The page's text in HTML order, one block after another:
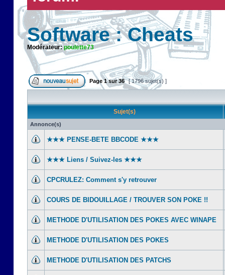
Software : Cheats
Modérateur:poulette73
Page1sur36 [ 1796 sujet(s) ]
Sujet(s)
Annonce(s)
★★★ PENSE-BETE BBCODE ★★★
★★★ Liens / Suivez-les ★★★
CPCRULEZ: Comment s'y retrouver‎
COURS DE BIDOUILLAGE / TROUVER SON POKE !!
METHODE D'UTILISATION DES POKES AVEC WINAPE
METHODE D'UTILISATION DES POKES
METHODE D'UTILISATION DES PATCHS